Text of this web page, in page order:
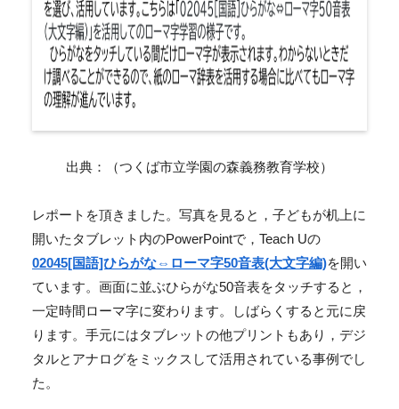
出典：（つくば市立学園の森義務教育学校）
レポートを頂きました。写真を見ると，子どもが机上に
開いたタブレット内のPowerPointで，Teach Uの
02045[国語]ひらがな⇔ローマ字50音表(大文字編)を開い
ています。画面に並ぶひらがな50音表をタッチすると，
一定時間ローマ字に変わります。しばらくすると元に戻
ります。手元にはタブレットの他プリントもあり，デジ
タルとアナログをミックスして活用されている事例でし
た。